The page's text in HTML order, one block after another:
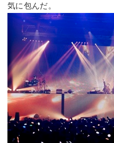
気に包んだ。